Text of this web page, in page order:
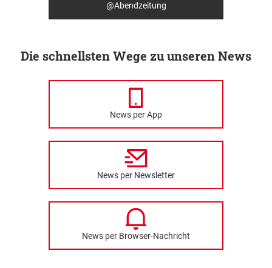
@Abendzeitung
Die schnellsten Wege zu unseren News
News per App
News per Newsletter
News per Browser-Nachricht